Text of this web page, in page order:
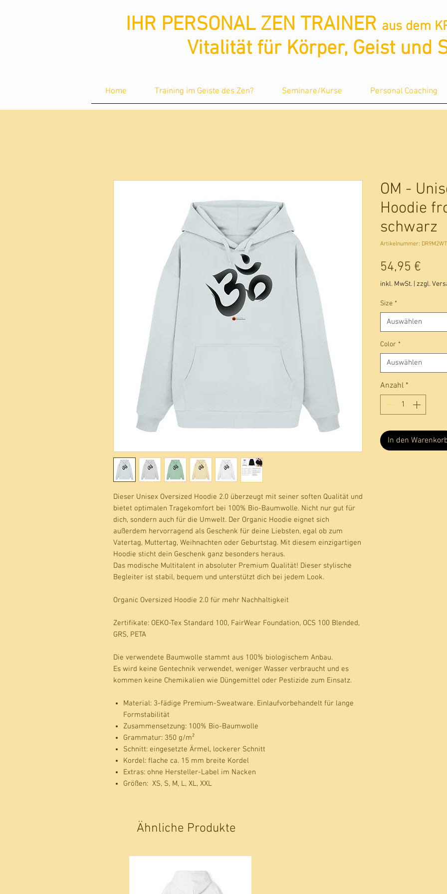
IHR PERSONAL ZEN TRAINER aus dem
Vitalität für Körper, Geist und
Home Training im Geiste des Zen? Seminare/Kurse Personal Coaching
Dieser Unisex Oversized Hoodie 2.0 überzeugt mit seiner soften Qualität und
bietet optimalen Tragekomfort bei 100% Bio-Baumwolle. Nicht nur gut für
dich, sondern auch für die Umwelt. Der Organic Hoodie eignet sich
außerdem hervorragend als Geschenk für deine Liebsten, egal ob zum
Vatertag, Muttertag, Weihnachten oder Geburtstag. Mit diesem einzigartigen
Hoodie sticht dein Geschenk ganz besonders heraus.
Das modische Multitalent in absoluter Premium Qualität! Dieser stylische
Begleiter ist stabil, bequem und unterstützt dich bei jedem Look.
Organic Oversized Hoodie 2.0 für mehr Nachhaltigkeit
Zertifikate: OEKO-Tex Standard 100, FairWear Foundation, OCS 100 Blended,
GRS, PETA
Die verwendete Baumwolle stammt aus 100% biologischem Anbau.
Es wird keine Gentechnik verwendet, weniger Wasser verbraucht und es
kommen keine Chemikalien wie Düngemittel oder Pestizide zum Einsatz.
Material: 3-fädige Premium-Sweatware. Einlaufvorbehandelt für lange
Formstabilität
Zusammensetzung: 100% Bio-Baumwolle
Grammatur: 350 g/m²
Schnitt: eingesetzte Ärmel, lockerer Schnitt
Kordel: flache ca. 15 mm breite Kordel
Extras: ohne Hersteller-Label im Nacken
Größen: XS, S, M, L, XL, XXL
OM -
Hoodie
schwarz
Artikelnummer:
54,95 €
inkl. MwSt. zzgl.
Size *
Auswählen
Color *
Auswählen
Anzahl *
In den
Ähnliche Produkte